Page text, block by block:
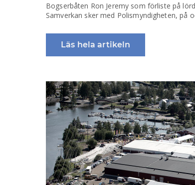
Bogserbåten Ron Jeremy som förliste på
Samverkan sker med Polismyndigheten, på
Läs hela artikeln